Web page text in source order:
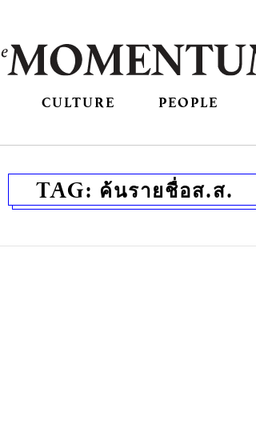
CULTURE PEOPLE
TAG: ค้นรายชื่อส.ส.